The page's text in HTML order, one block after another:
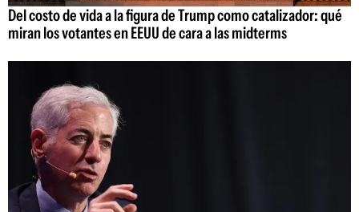
Del costo de vida a la figura de Trump como catalizador: qué
miran los votantes en EEUU de cara a las midterms